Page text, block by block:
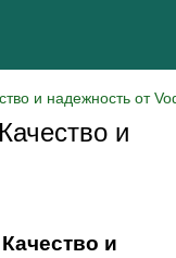
и надежность от
и
и